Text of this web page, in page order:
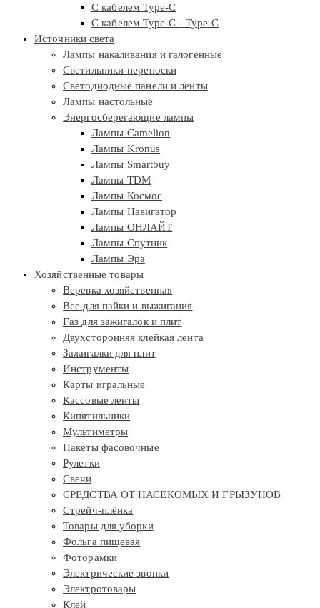
С кабелем Type-C
С кабелем Type-C - Type-C
Источники света
Лампы накаливания и галогенные
Светильники-переноски
Светодиодные панели и ленты
Лампы настольные
Энергосберегающие лампы
Лампы Camelion
Лампы Kronus
Лампы Smartbuy
Лампы TDM
Лампы Космос
Лампы Навигатор
Лампы ОНЛАЙТ
Лампы Спутник
Лампы Эра
Хозяйственные товары
Веревка хозяйственная
Все для пайки и выжигания
Газ для зажигалок и плит
Двухсторонняя клейкая лента
Зажигалки для плит
Инструменты
Карты игральные
Кассовые ленты
Кипятильники
Мультиметры
Пакеты фасовочные
Рулетки
Свечи
СРЕДСТВА ОТ НАСЕКОМЫХ И ГРЫЗУНОВ
Стрейч-плёнка
Товары для уборки
Фольга пищевая
Фоторамки
Электрические звонки
Электротовары
Клей